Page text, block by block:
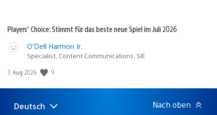
Players’ Choice: Stimmt für das beste neue Spiel im Juli 2026
O’Dell Harmon Jr.
Specialist, Content Communications, SIE
Veröffentlichungsdatum:
3. Aug 2026 9
Select
Aktuelle
Deutsch Nach oben